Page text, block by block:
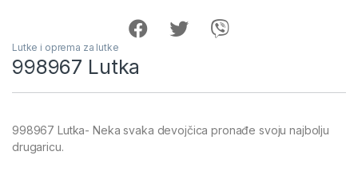
Lutke i oprema za lutke
998967 Lutka
998967 Lutka- Neka svaka devojčica pronađe svoju najbolju
drugaricu.